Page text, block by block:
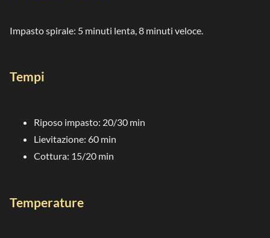
Impasto spirale: 5 minuti lenta, 8 minuti veloce.
Tempi
Riposo impasto: 20/30 min
Lievitazione: 60 min
Cottura: 15/20 min
Temperature